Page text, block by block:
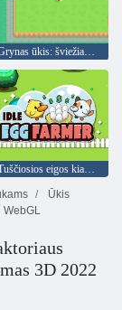
Grynas ūkis: šviežias maistas
Tuščiosios eigos kiaušinių augintojas
Ūkis
WebGL
3D 2022